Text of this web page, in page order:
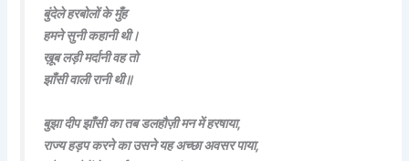
बुंदेले हरबोलों के मुँह
हमने सुनी कहानी थी।
ख़ूब लड़ी मर्दानी वह तो
झाँसी वाली रानी थी॥
बुझा दीप झाँसी का तब डलहौज़ी मन में हरषाया,
राज्य हड़प करने का उसने यह अच्छा अवसर पाया,